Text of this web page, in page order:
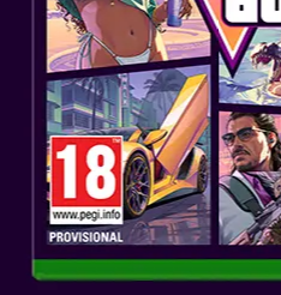
pe ele! Fiecare descoperire poate
descoperiri!
După ce ai examinat pentru
un nume. Acceptă sugestia
depinde de tine!
Te simți blocat? Schimbă token-
zonă pentru indicii despre unde
asemenea, poți scana amiibo
token suplimentare în fiecare zi.